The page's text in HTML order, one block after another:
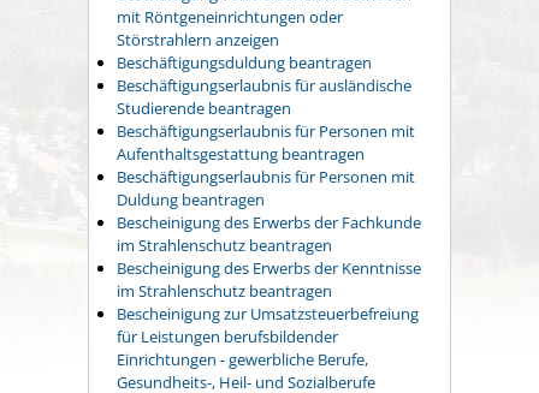
mit Röntgeneinrichtungen oder
Störstrahlern anzeigen
Beschäftigungsduldung beantragen
Beschäftigungserlaubnis für ausländische
Studierende beantragen
Beschäftigungserlaubnis für Personen mit
Aufenthaltsgestattung beantragen
Beschäftigungserlaubnis für Personen mit
Duldung beantragen
Bescheinigung des Erwerbs der Fachkunde
im Strahlenschutz beantragen
Bescheinigung des Erwerbs der Kenntnisse
im Strahlenschutz beantragen
Bescheinigung zur Umsatzsteuerbefreiung
für Leistungen berufsbildender
Einrichtungen - gewerbliche Berufe,
Gesundheits-, Heil- und Sozialberufe